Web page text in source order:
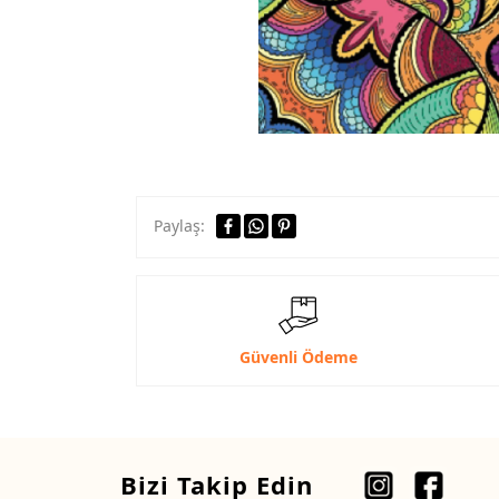
Paylaş:
Güvenli Ödeme
Bizi Takip Edin